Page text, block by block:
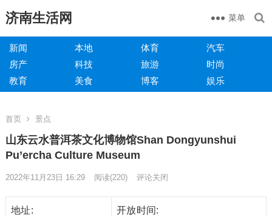
济南生活网 菜单
新闻 本地 体育
汽车
房产
科技 旅游
时尚
教育
美食 博客 娱乐
首页 景点
山东云水普洱茶文化博物馆Shan Dongyunshui
Pu’ercha Culture Museum
2022年11月23日 16:29 阅读(220) 评论关闭
地址:
开放时间: